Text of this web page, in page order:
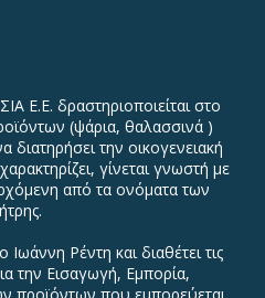
Ε.Ε. δραστηριοποιείται στο
(ψάρια, θαλασσινά )
την οικογενειακή
γίνεται γνωστή με
από τα ονόματα των
Ιωάννη Ρέντη και διαθέτει τις
την Εισαγωγή, Εμπορία,
προϊόντων που εμπορεύεται,